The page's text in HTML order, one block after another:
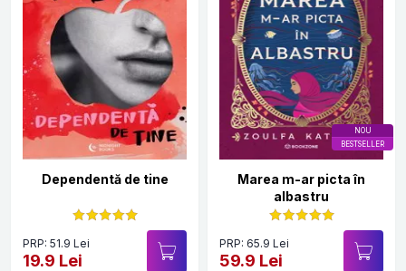
Dependentă de tine
PRP: 51.9 Lei
19.9 Lei
NOU
BESTSELLER
Marea m-ar picta în
albastru
PRP: 65.9 Lei
59.9 Lei